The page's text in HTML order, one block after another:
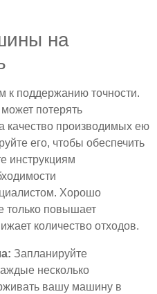
на
к поддержанию точности.
потерять
качество производимых ею
его, чтобы обеспечить
инструкциям
Хорошо
только повышает
количество отходов.
Запланируйте
несколько
вашу машину в